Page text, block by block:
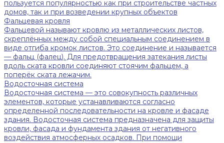
пользуется популярностью как при строительстве частных
домов, так и при возведении крупных объектов
Фальцевая кровля
Фальцевой называют кровлю из металлических листов,
скреплённых между собой специальным соединением в
виде отгиба кромок листов. Это соединение и называется
— фальц (фалец). Для предотвращения затекания листы
вдоль ската кровли соединяют стоячим фальцем, а
поперёк ската лежачим.
Водосточная система
Водосточная система — это совокупность различных
элементов, которые устанавливаются согласно
определенной последовательности на кровле и фасаде
здания. Водосточная система предназначена для защиты
кровли, фасада и фундамента здания от негативного
воздействия атмосферных осадков. При помощи